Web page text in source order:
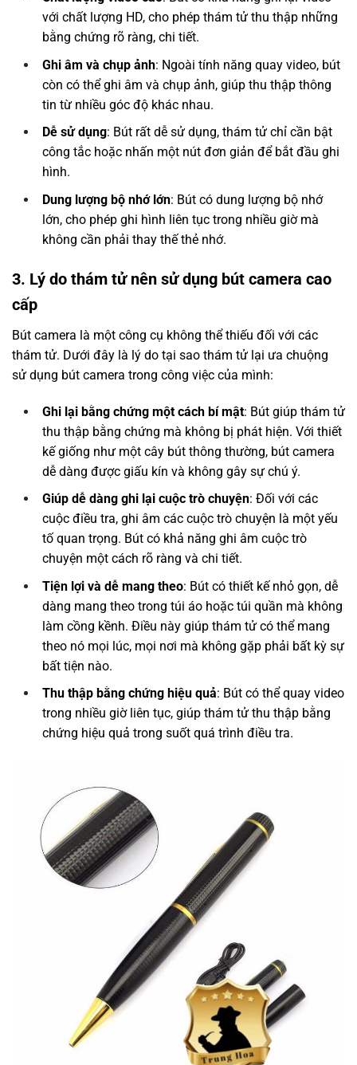
với chất lượng HD, cho phép thám tử thu thập những
bằng chứng rõ ràng, chi tiết.
Ghi âm và chụp ảnh: Ngoài tính năng quay video, bút
còn có thể ghi âm và chụp ảnh, giúp thu thập thông
tin từ nhiều góc độ khác nhau.
Dễ sử dụng: Bút rất dễ sử dụng, thám tử chỉ cần bật
công tắc hoặc nhấn một nút đơn giản để bắt đầu ghi
hình.
Dung lượng bộ nhớ lớn: Bút có dung lượng bộ nhớ
lớn, cho phép ghi hình liên tục trong nhiều giờ mà
không cần phải thay thế thẻ nhớ.
3. Lý do thám tử nên sử dụng bút camera cao
cấp
Bút camera là một công cụ không thể thiếu đối với các
thám tử. Dưới đây là lý do tại sao thám tử lại ưa chuộng
sử dụng bút camera trong công việc của mình:
Ghi lại bằng chứng một cách bí mật: Bút giúp thám tử
thu thập bằng chứng mà không bị phát hiện. Với thiết
kế giống như một cây bút thông thường, bút camera
dễ dàng được giấu kín và không gây sự chú ý.
Giúp dễ dàng ghi lại cuộc trò chuyện: Đối với các
cuộc điều tra, ghi âm các cuộc trò chuyện là một yếu
tố quan trọng. Bút có khả năng ghi âm cuộc trò
chuyện một cách rõ ràng và chi tiết.
Tiện lợi và dễ mang theo: Bút có thiết kế nhỏ gọn, dễ
dàng mang theo trong túi áo hoặc túi quần mà không
làm cồng kềnh. Điều này giúp thám tử có thể mang
theo nó mọi lúc, mọi nơi mà không gặp phải bất kỳ sự
bất tiện nào.
Thu thập bằng chứng hiệu quả: Bút có thể quay video
trong nhiều giờ liên tục, giúp thám tử thu thập bằng
chứng hiệu quả trong suốt quá trình điều tra.